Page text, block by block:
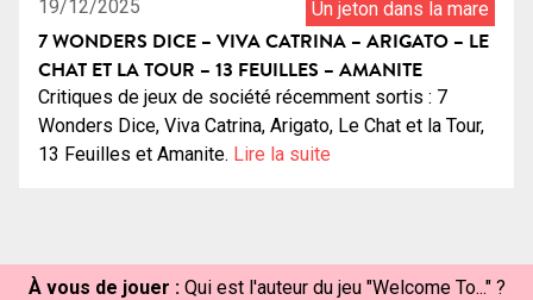
19/12/2025 Un jeton dans la mare
7 WONDERS DICE – VIVA CATRINA – ARIGATO – LE
CHAT ET LA TOUR – 13 FEUILLES – AMANITE
Critiques de jeux de société récemment sortis : 7
Wonders Dice, Viva Catrina, Arigato, Le Chat et la Tour,
13 Feuilles et Amanite. Lire la suite
À vous de jouer : Qui est l'auteur du jeu "Welcome To..." ?